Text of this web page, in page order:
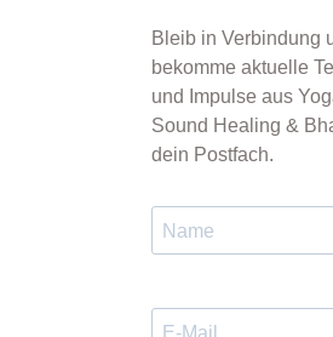
Bleib in Verbindung
bekomme aktuelle
und Impulse aus
Sound Healing &
dein Postfach.